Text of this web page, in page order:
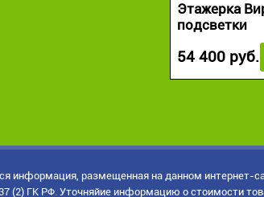
Этажерка
подсветки
54 400 руб.
информация, размещенная на данном интернет-
(2) ГК РФ. Уточняйие информацию о стоимости